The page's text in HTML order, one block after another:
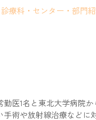
診療科・センター・部門
医1名と東北大学病院
術や放射線治療などに